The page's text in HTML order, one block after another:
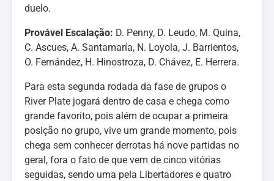
duelo.
Provável Escalação: D. Penny, D. Leudo, M. Quina,
C. Ascues, A. Santamaría, N. Loyola, J. Barrientos,
O. Fernández, H. Hinostroza, D. Chávez, E. Herrera.
Para esta segunda rodada da fase de grupos o
River Plate jogará dentro de casa e chega como
grande favorito, pois além de ocupar a primeira
posição no grupo, vive um grande momento, pois
chega sem conhecer derrotas há nove partidas no
geral, fora o fato de que vem de cinco vitórias
seguidas, sendo uma pela Libertadores e quatro